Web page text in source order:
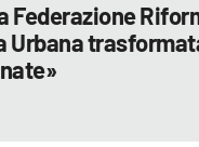
Federazione
Urbana